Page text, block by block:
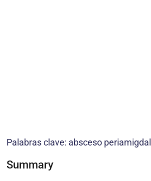
Palabras clave: absceso
Summary